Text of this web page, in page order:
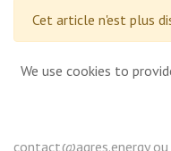
Cet article n'est plus
Conditions générales
livraisons ou retrait en
contact@agres.energy
We use cookies to